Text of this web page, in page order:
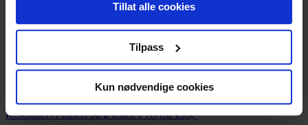
Innhente informasjon om den geografiske
beliggenheten din, som kan være nøyaktig innenfor
Identifisere enheten din ved å aktivt skanne den
kan du lese om hvordan dine personlige
data behandles og hvordan du kan velge hvordan de skal
Tillat alle cookies
Tilpass
Kun nødvendige cookies
Audiolab 8300A
tester.
Resultatet er basert på2tester.Pris fra199,-